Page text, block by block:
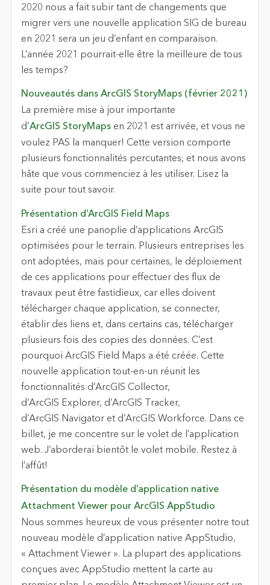
2020 nous a fait subir tant de changements que
migrer vers une nouvelle application SIG de bureau
en 2021 sera un jeu d’enfant en comparaison.
L’année 2021 pourrait-elle être la meilleure de tous
les temps?
Nouveautés dans ArcGIS StoryMaps (février 2021)
La première mise à jour importante
d’ArcGIS StoryMapsen 2021 est arrivée, et vous ne
voulez PAS la manquer! Cette version comporte
plusieurs fonctionnalités percutantes, et nous avons
hâte que vous commenciez à les utiliser. Lisez la
suite pour tout savoir.
Présentation d’ArcGIS Field Maps
Esri a créé une panoplie d’applications ArcGIS
optimisées pour le terrain. Plusieurs entreprises les
ont adoptées, mais pour certaines, le déploiement
de ces applications pour effectuer des flux de
travaux peut être fastidieux, car elles doivent
télécharger chaque application, se connecter,
établir des liens et, dans certains cas, télécharger
plusieurs fois des copies des données. C’est
pourquoi ArcGIS Field Maps a été créée. Cette
nouvelle application tout-en-un réunit les
fonctionnalités d’ArcGIS Collector,
d’ArcGIS Explorer, d’ArcGIS Tracker,
d’ArcGIS Navigator et d’ArcGIS Workforce. Dans ce
billet, je me concentre sur le volet de l’application
web. J’aborderai bientôt le volet mobile. Restez à
l’affût!
Présentation du modèle d’application native
Attachment Viewer pour ArcGIS AppStudio
Nous sommes heureux de vous présenter notre tout
nouveau modèle d’application native AppStudio,
« Attachment Viewer ». La plupart des applications
conçues avec AppStudio mettent la carte au